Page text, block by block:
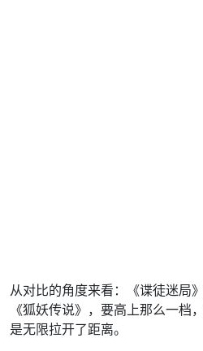
从对比的角度来看：《谍徒迷局
《狐妖传说》，要高上那么一档
是无限拉开了距离。